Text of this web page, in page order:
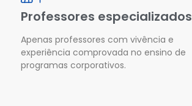
Professores especializados
Apenas professores com vivência e
experiência comprovada no ensino de
programas corporativos.